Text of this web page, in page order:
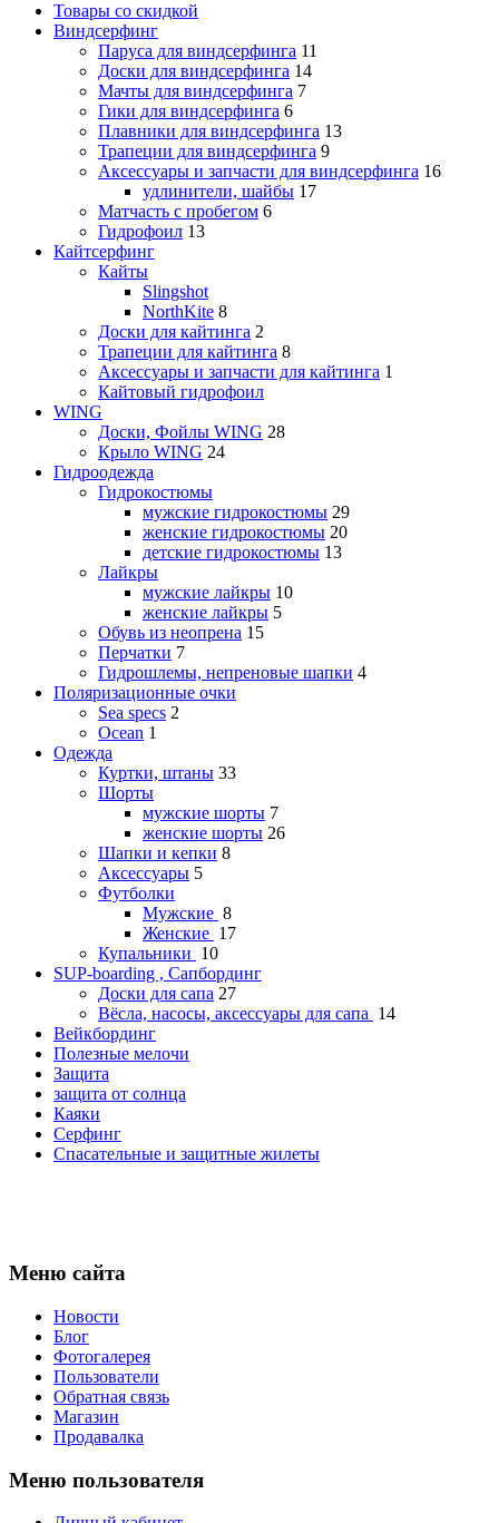
Товары со скидкой
Виндсерфинг
Паруса для виндсерфинга 11
Доски для виндсерфинга 14
Мачты для виндсерфинга 7
Гики для виндсерфинга 6
Плавники для виндсерфинга 13
Трапеции для виндсерфинга 9
Аксессуары и запчасти для виндсерфинга 16
удлинители, шайбы 17
Матчасть с пробегом 6
Гидрофоил 13
Кайтсерфинг
Кайты
Slingshot
NorthKite 8
Доски для кайтинга 2
Трапеции для кайтинга 8
Аксессуары и запчасти для кайтинга 1
Кайтовый гидрофоил
WING
Доски, Фойлы WING 28
Крыло WING 24
Гидроодежда
Гидрокостюмы
мужские гидрокостюмы 29
женские гидрокостюмы 20
детские гидрокостюмы 13
Лайкры
мужские лайкры 10
женские лайкры 5
Обувь из неопрена 15
Перчатки 7
Гидрошлемы, непреновые шапки 4
Поляризационные очки
Sea specs 2
Ocean 1
Одежда
Куртки, штаны 33
Шорты
мужские шорты 7
женские шорты 26
Шапки и кепки 8
Аксессуары 5
Футболки
Мужские 8
Женские 17
Купальники 10
SUP-boarding , Сапбординг
Доски для сапа 27
Вёсла, насосы, аксессуары для сапа 14
Вейкбординг
Полезные мелочи
Защита
защита от солнца
Каяки
Серфинг
Спасательные и защитные жилеты
Меню сайта
Новости
Блог
Фотогалерея
Пользователи
Обратная связь
Магазин
Продавалка
Меню пользователя